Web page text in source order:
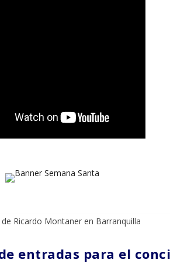
entradas para el